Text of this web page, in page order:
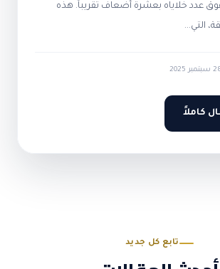
عدد خلاياه بعشرة أضعاف تقريباً. هذه
التي…
2025
كاملاً
تابع كل جديد